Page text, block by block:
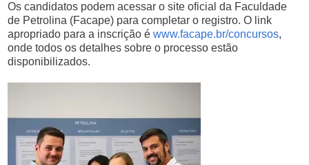
Os candidatos podem acessar o site oficial da Faculdade
de Petrolina (Facape) para completar o registro. O link
apropriado para a inscrição éwww.facape.br/concursos,
onde todos os detalhes sobre o processo estão
disponibilizados.